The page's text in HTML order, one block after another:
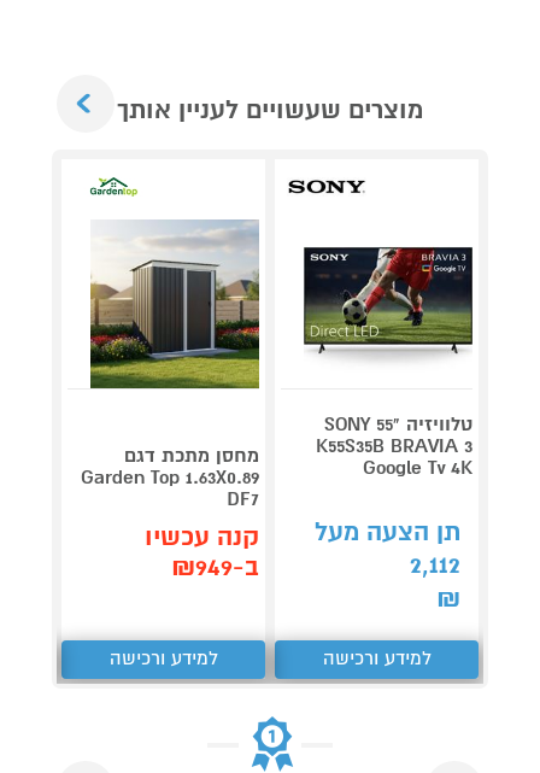
מוצרים שעשויים לעניין אותך
טלוויזיה "55 SONY
K55S35B BRAVIA 3
Google Tv 4K
תן הצעה מעל
2,112
₪
למידע ורכישה
מחסן מתכת דגם
Garden Top 1.63X0.89
DF7
קנה עכשיו
ב-₪949
למידע ורכישה